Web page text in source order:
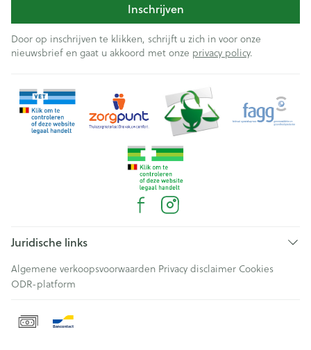
Inschrijven
Door op inschrijven te klikken, schrijft u zich in voor onze
nieuwsbrief en gaat u akkoord met onze privacy policy.
Juridische links
Algemene verkoopsvoorwaarden Privacy disclaimer Cookies
ODR-platform